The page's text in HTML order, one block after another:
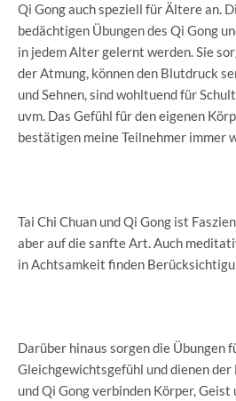
Qi Gong auch speziell für Ältere an.
bedächtigen Übungen des Qi Gong
in jedem Alter gelernt werden. Sie
der Atmung, können den Blutdruck
und Sehnen, sind wohltuend für
uvm. Das Gefühl für den eigenen
bestätigen meine Teilnehmer immer
Tai Chi Chuan und Qi Gong ist
aber auf die sanfte Art. Auch
in Achtsamkeit finden
Darüber hinaus sorgen die Übungen
Gleichgewichtsgefühl und dienen der
und Qi Gong verbinden Körper, Geist